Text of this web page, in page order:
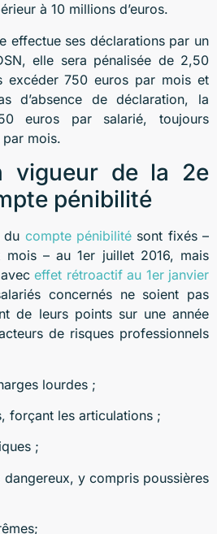
à 10 millions d’euros.
effectue ses déclarations par un
elle sera pénalisée de 2,50
excéder 750 euros par mois et
d’absence de déclaration, la
euros par salarié, toujours
mois.
vigueur de la 2e
pénibilité
du compte pénibilitésont fixés –
– au 1er juillet 2016, mais
aveceffet rétroactif au 1er janvier
concernés ne soient pas
de leurs points sur une année
de risques professionnels
lourdes ;
forçant les articulations ;
;
dangereux, y compris poussières